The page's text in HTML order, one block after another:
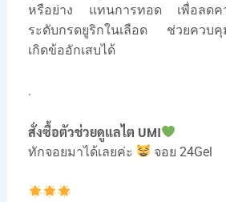
หรือย่าง แทนการทอด เพื่อลดคว
ระดับกรดยูริกในเลือด ช่วยควบคุ
เกิดข้ออักเสบได้
.
สั่งซื้อตัวช่วยดูแลไต UMI
ทักจอยมาได้เลยค่ะ จอย 24Gel